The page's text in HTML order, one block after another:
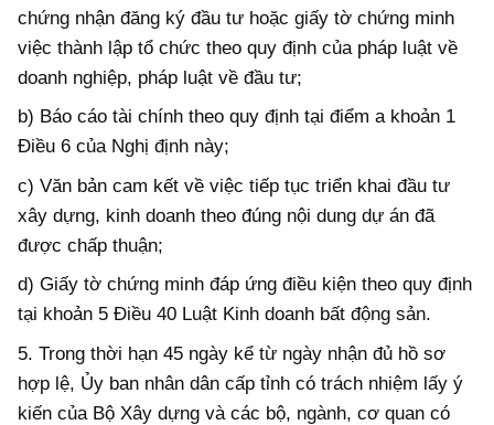
chứng nhận đăng ký đầu tư hoặc giấy tờ chứng minh
việc thành lập tổ chức theo quy định của pháp luật về
doanh nghiệp, pháp luật về đầu tư;
b) Báo cáo tài chính theo quy định tại điểm a khoản 1
Điều 6 của Nghị định này;
c) Văn bản cam kết về việc tiếp tục triển khai đầu tư
xây dựng, kinh doanh theo đúng nội dung dự án đã
được chấp thuận;
d) Giấy tờ chứng minh đáp ứng điều kiện theo quy định
tại khoản 5 Điều 40 Luật Kinh doanh bất động sản.
5. Trong thời hạn 45 ngày kể từ ngày nhận đủ hồ sơ
hợp lệ, Ủy ban nhân dân cấp tỉnh có trách nhiệm lấy ý
kiến của Bộ Xây dựng và các bộ, ngành, cơ quan có